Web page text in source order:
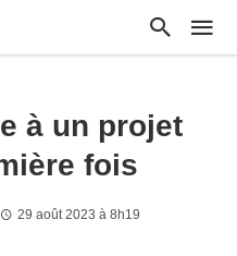
à un projet
fois
29 août 2023 à 8h19